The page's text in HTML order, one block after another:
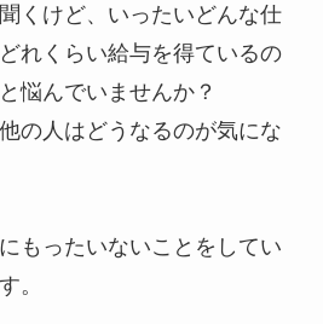
くけど、いったいどんな仕
れくらい給与を得ているの
悩んでいませんか？
の人はどうなるのが気にな
もったいないことをしてい
。